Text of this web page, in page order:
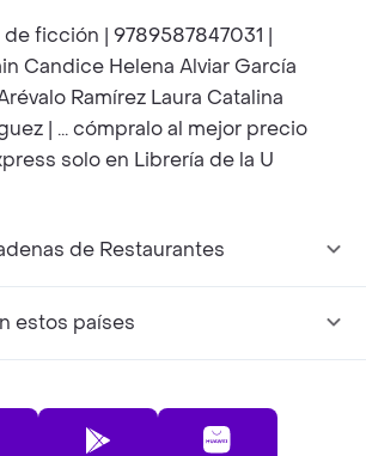
ficción | 9789587847031 |
Candice Helena Alviar García
Ramírez Laura Catalina
| ... cómpralo al mejor precio
solo en Librería de la U
de Restaurantes
estos países